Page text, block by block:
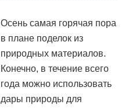
Осень самая горячая пора
в плане поделок из
природных материалов.
Конечно, в течение всего
года можно использовать
дары природы для